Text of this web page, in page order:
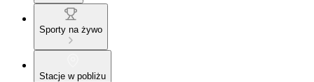
Sporty na żywo
Stacje w pobliżu